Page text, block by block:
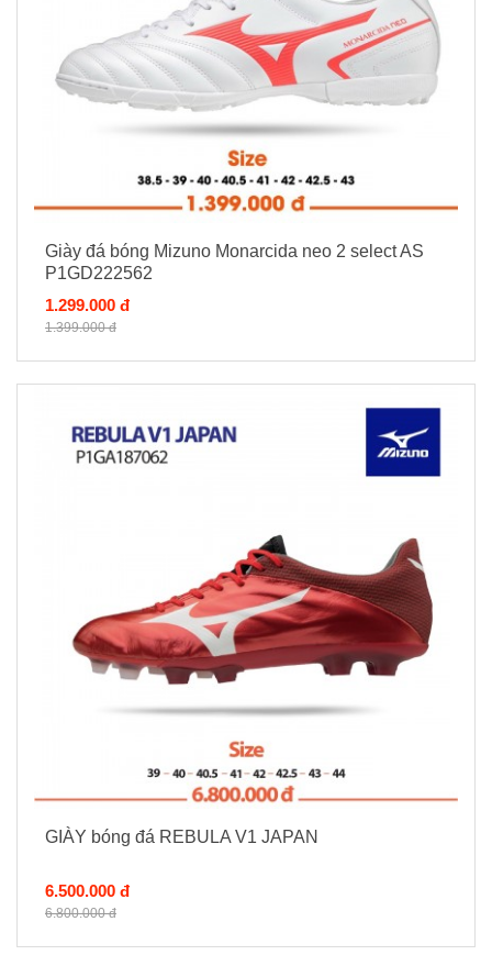
Giày đá bóng Mizuno Monarcida neo 2 select AS
P1GD222562
1.299.000 đ
1.399.000 đ
GIÀY bóng đá REBULA V1 JAPAN
6.500.000 đ
6.800.000 đ